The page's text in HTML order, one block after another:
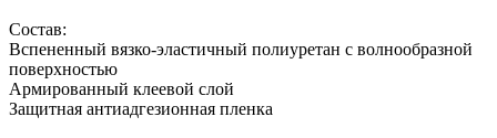
Состав:
Вспененный вязко-эластичный полиуретан с волнообразной
поверхностью
Армированный клеевой слой
Защитная антиадгезионная пленка